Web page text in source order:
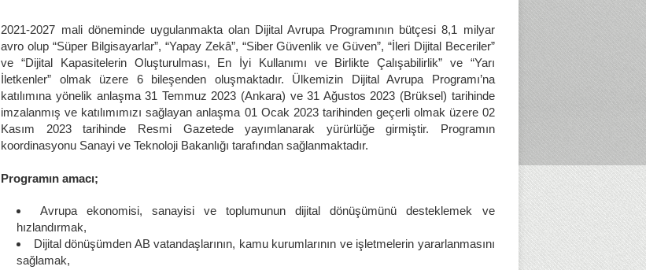
2021-2027 mali döneminde uygulanmakta olan Dijital Avrupa Programının bütçesi 8,1 milyar
avro olup “Süper Bilgisayarlar”, “Yapay Zekâ”, “Siber Güvenlik ve Güven”, “İleri Dijital Beceriler”
ve “Dijital Kapasitelerin Oluşturulması, En İyi Kullanımı ve Birlikte Çalışabilirlik” ve “Yarı
İletkenler” olmak üzere 6 bileşenden oluşmaktadır. Ülkemizin Dijital Avrupa Programı’na
katılımına yönelik anlaşma 31 Temmuz 2023 (Ankara) ve 31 Ağustos 2023 (Brüksel) tarihinde
imzalanmış ve katılımımızı sağlayan anlaşma 01 Ocak 2023 tarihinden geçerli olmak üzere 02
Kasım 2023 tarihinde Resmi Gazetede yayımlanarak yürürlüğe girmiştir. Programın
koordinasyonu Sanayi ve Teknoloji Bakanlığı tarafından sağlanmaktadır.
Programın amacı;
Avrupa ekonomisi, sanayisi ve toplumunun dijital dönüşümünü desteklemek ve
hızlandırmak,
Dijital dönüşümden AB vatandaşlarının, kamu kurumlarının ve işletmelerin yararlanmasını
sağlamak,